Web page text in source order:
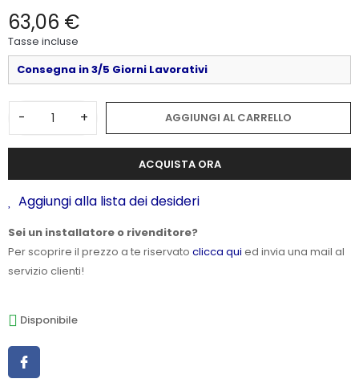
63,06 €
Tasse incluse
Consegna in 3/5 Giorni Lavorativi
- + AGGIUNGI AL CARRELLO
ACQUISTA ORA
Aggiungi alla lista dei desideri
Sei un installatore o rivenditore?
Per scoprire il prezzo a te riservato clicca qui ed invia una mail al
servizio clienti!
Disponibile